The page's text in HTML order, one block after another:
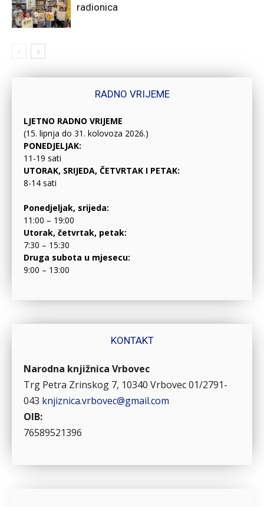
radionica
RADNO VRIJEME
LJETNO RADNO VRIJEME
(15. lipnja do 31. kolovoza 2026.)
PONEDJELJAK:
11-19 sati
UTORAK, SRIJEDA, ČETVRTAK I PETAK:
8-14 sati
Ponedjeljak, srijeda:
11:00 – 19:00
Utorak, četvrtak, petak:
7:30 – 15:30
Druga subota u mjesecu:
9:00 – 13:00
KONTAKT
Narodna knjižnica Vrbovec
Trg Petra Zrinskog 7, 10340 Vrbovec01/2791-
043 knjiznica.vrbovec@gmail.com
OIB:
76589521396